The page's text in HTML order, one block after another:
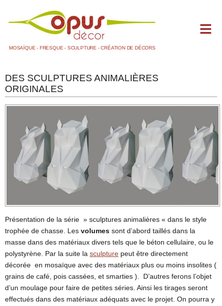
MOSAÏQUE - FRESQUE - SCULPTURE - CRÉATION DE DÉCORS
BLOG
DOMAINES D'ACTIVITÉS
LA MOSAÏQUE
1 SALLE DE BAIN
2 AUTRES
LA SCULPTURE ET LE MOULAGE
LES FACTICES ALIMENTAIRES
+
CONTACT
DES SCULPTURES ANIMALIÈRES
ORIGINALES
Présentation de la série » sculptures animalières « dans le style
trophée de chasse. Les volumes sont d’abord taillés dans la
masse dans des matériaux divers tels que le béton cellulaire, ou le
polystyrène. Par la suite la sculpture peut être directement
décorée en mosaïque avec des matériaux plus ou moins insolites (
grains de café, pois cassées, et smarties ). D’autres ferons l’objet
d’un moulage pour faire de petites séries. Ainsi les tirages seront
effectués dans des matériaux adéquats avec le projet. On pourra y